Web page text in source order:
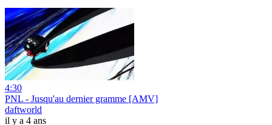
4:30
PNL - Jusqu'au dernier gramme [AMV]
daftworld
il y a 4 ans